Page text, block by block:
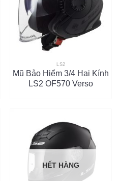
LS2
Mũ Bảo Hiểm 3/4 Hai Kính
LS2 OF570 Verso
HẾT HÀNG